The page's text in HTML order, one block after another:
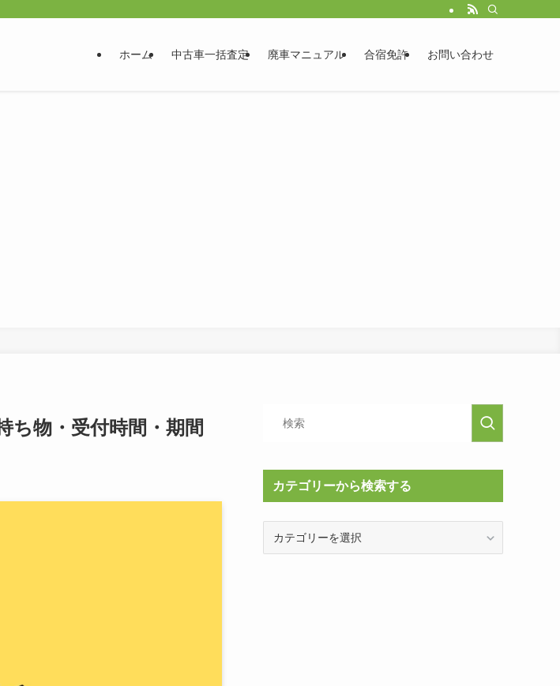
ホーム 中古車一括査定 廃車マニュアル 合宿免許 お問い合わせ
ち物・受付時間・期間
カテゴリーから検索する